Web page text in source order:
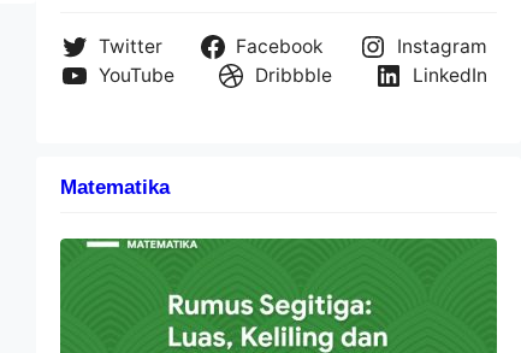
Twitter Facebook
Instagram
YouTube
Dribbble LinkedIn
Matematika